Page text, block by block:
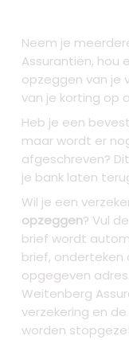
Neem je
Assurantiën, hou
opzeggen van je
van je korting op
Heb je een
maar wordt er
afgeschreven?
je bank laten
Wil je een
opzeggen? Vul
brief wordt
brief, onderteken
opgegeven
Weitenberg
verzekering en
worden